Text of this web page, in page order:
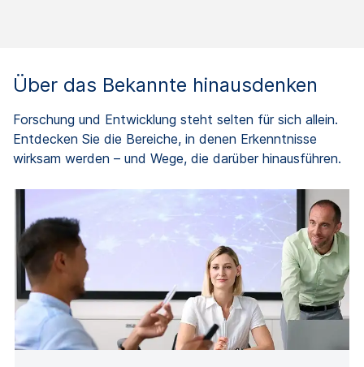
Über das Bekannte hinausdenken
Forschung und Entwicklung steht selten für sich allein.
Entdecken Sie die Bereiche, in denen Erkenntnisse
wirksam werden – und Wege, die darüber hinausführen.